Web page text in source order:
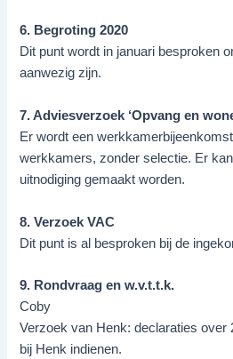
6. Begroting 2020
Dit punt wordt in januari besproken
aanwezig zijn.
7. Adviesverzoek ‘Opvang en
Er wordt een
werkkamers, zonder selectie. Er
uitnodiging gemaakt worden.
8. Verzoek VAC
Dit punt is al besproken bij de
9. Rondvraag en w.v.t.t.k.
Coby
Verzoek van Henk: declaraties over
bij Henk indienen.